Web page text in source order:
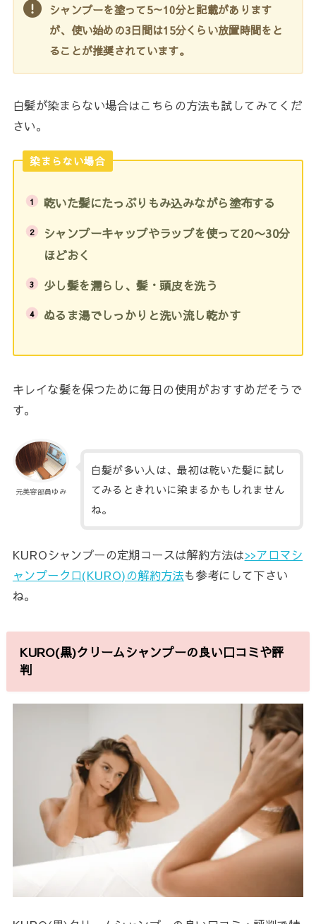
シャンプーを塗って5～10分と記載があります
が、使い始めの3日間は15分くらい放置時間をと
ることが推奨されています。
白髪が染まらない場合はこちらの方法も試してみてくだ
さい。
染まらない場合
乾いた髪にたっぷりもみ込みながら塗布する
シャンプーキャップやラップを使って20〜30分
ほどおく
少し髪を濡らし、髪・頭皮を洗う
ぬるま湯でしっかりと洗い流し乾かす
キレイな髪を保つために毎日の使用がおすすめだそうで
す。
元美容部員ゆみ
白髪が多い人は、最初は乾いた髪に試し
てみるときれいに染まるかもしれません
ね。
KUROシャンプーの定期コースは解約方法は>>アロマシ
ャンプークロ(KURO)の解約方法も参考にして下さい
ね。
KURO(黒)クリームシャンプーの良い口コミや評
判